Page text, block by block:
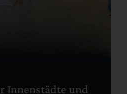
Innenstädte und